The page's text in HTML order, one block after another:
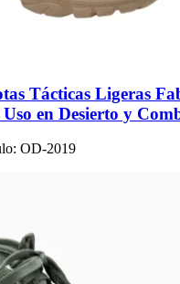
Tácticas Ligeras
en Desierto y
OD-2019